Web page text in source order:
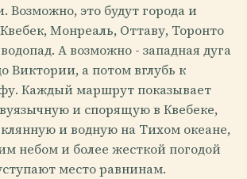
Возможно, это будут города и
Монреаль, Оттаву, Торонто
А возможно - западная дуга
Виктории, а потом вглубь к
Каждый маршрут показывает
и спорящую в Квебеке,
и водную на Тихом океане,
небом и более жесткой погодой
место равнинам.